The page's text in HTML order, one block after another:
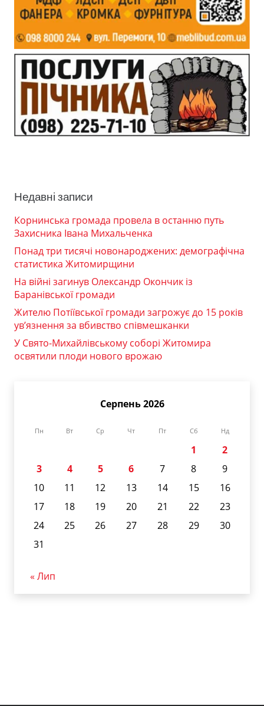
Недавні записи
Корнинська громада провела в останню путь
Захисника Івана Михальченка
Понад три тисячі новонароджених: демографічна
статистика Житомирщини
На війні загинув Олександр Окончик із
Баранівської громади
Жителю Потіївської громади загрожує до 15 років
ув’язнення за вбивство співмешканки
У Свято-Михайлівському соборі Житомира
освятили плоди нового врожаю
Серпень 2026
Пн Вт Ср Чт Пт Сб Нд
1
2
3
4 5 6 7 8
9
10
11 12 13 14 15
16
17
18 19 20 21 22
23
24
25 26 27 28 29
30
31
« Лип